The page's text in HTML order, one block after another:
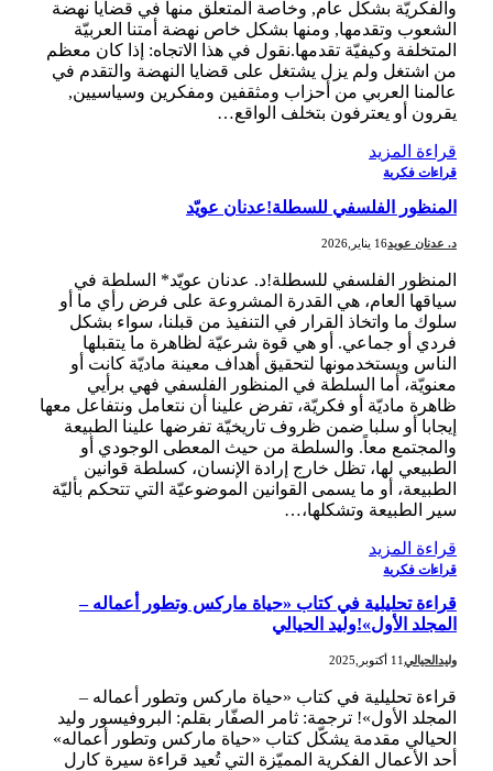
والفكريّة بشكل عام, وخاصة المتعلق منها في قضايا نهضة
الشعوب وتقدمها, ومنها بشكل خاص نهضة أمتنا العربيّة
المتخلفة وكيفيّة تقدمها.نقول في هذا الاتجاه: إذا كان معظم
من اشتغل ولم يزل يشتغل على قضايا النهضة والتقدم في
عالمنا العربي من أحزاب ومثقفين ومفكرين وسياسيين,
يقرون أو يعترفون بتخلف الواقع…
قراءة المزيد
قراءات فكرية
المنظور الفلسفي للسطلة!عدنان عويّد
د. عدنان عويد16 يناير,2026
المنظور الفلسفي للسطلة!د. عدنان عويّد* السلطة في
سياقها العام، هي القدرة المشروعة على فرض رأي ما أو
سلوك ما واتخاذ القرار في التنفيذ من قبلنا، سواء بشكل
فردي أو جماعي. أو هي قوة شرعيّة لظاهرة ما يتقبلها
الناس ويستخدمونها لتحقيق أهداف معينة ماديّة كانت أو
معنويّة، أما السلطة في المنظور الفلسفي فهي برأيي
ظاهرة ماديّة أو فكريّة، تفرض علينا أن نتعامل ونتفاعل معها
إيجابا أو سلبا ضمن ظروف تاريخيّة تفرضها علينا الطبيعة
والمجتمع معاً. والسلطة من حيث المعطى الوجودي أو
الطبيعي لها، تظل خارج إرادة الإنسان، كسلطة قوانين
الطبيعة، أو ما يسمى القوانين الموضوعيّة التي تتحكم بأليّة
سير الطبيعة وتشكلها،…
قراءة المزيد
قراءات فكرية
قراءة تحليلية في كتاب «حياة ماركس وتطور أعماله –
المجلد الأول»!وليد الحيالي
وليدالحيالي11 أكتوبر,2025
قراءة تحليلية في كتاب «حياة ماركس وتطور أعماله –
المجلد الأول»! ترجمة: ثامر الصفّار بقلم: البروفيسور وليد
الحيالي مقدمة يشكّل كتاب «حياة ماركس وتطور أعماله»
أحد الأعمال الفكرية المميّزة التي تُعيد قراءة سيرة كارل